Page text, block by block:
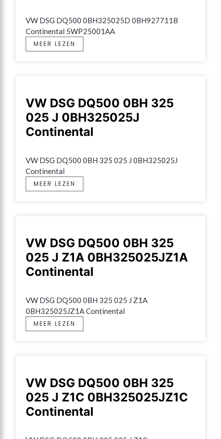
VW DSG DQ500 0BH325025D 0BH927711B
Continental 5WP25001AA
MEER LEZEN
VW DSG DQ500 0BH 325
025 J 0BH325025J
Continental
VW DSG DQ500 0BH 325 025 J 0BH325025J
Continental
MEER LEZEN
VW DSG DQ500 0BH 325
025 J Z1A 0BH325025JZ1A
Continental
VW DSG DQ500 0BH 325 025 J Z1A
0BH325025JZ1A Continental
MEER LEZEN
VW DSG DQ500 0BH 325
025 J Z1C 0BH325025JZ1C
Continental